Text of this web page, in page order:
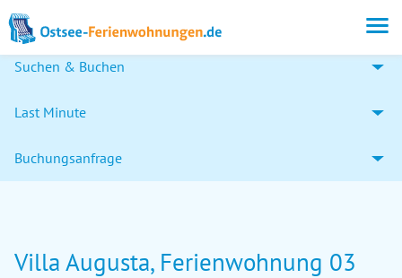
Suchen & Buchen
Last Minute
Buchungsanfrage
Villa Augusta, Ferienwohnung 03